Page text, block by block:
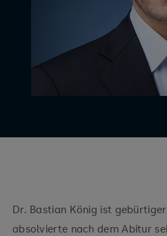
Dr. Bastian König ist
absolvierte nach dem Abitur